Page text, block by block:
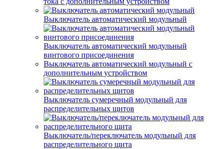
Выключатель автоматический модульный
Выключатель автоматический модульный
винтового присоединения
Выключатель автоматический модульный с
дополнительным устройством
Выключатель сумеречный модульный для
распределительных щитов
Выключатель/переключатель модульный для
распределительного щита